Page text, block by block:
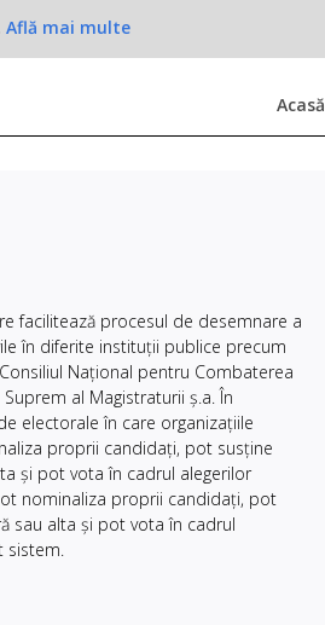
Află mai multe
Acasă
facilitează procesul de desemnare a
în diferite instituții publice precum
Național pentru Combaterea
Suprem al Magistraturii ș.a. În
electorale în care organizațiile
proprii candidați, pot susține
și pot vota în cadrul alegerilor
nominaliza proprii candidați, pot
sau alta și pot vota în cadrul
sistem.